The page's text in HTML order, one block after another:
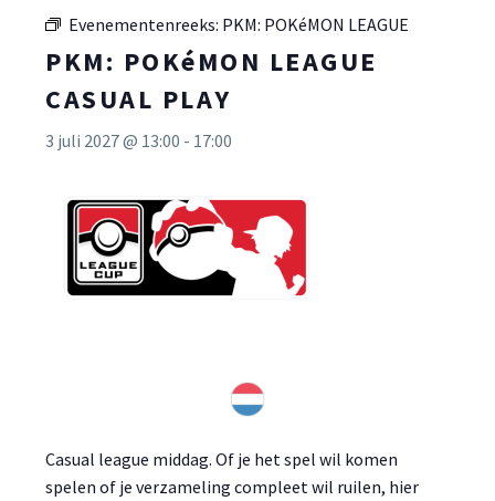
Evenementenreeks: PKM: POKéMON LEAGUE
PKM: POKéMON LEAGUE
CASUAL PLAY
3 juli 2027 @ 13:00 - 17:00
Casual league middag. Of je het spel wil komen
spelen of je verzameling compleet wil ruilen, hier